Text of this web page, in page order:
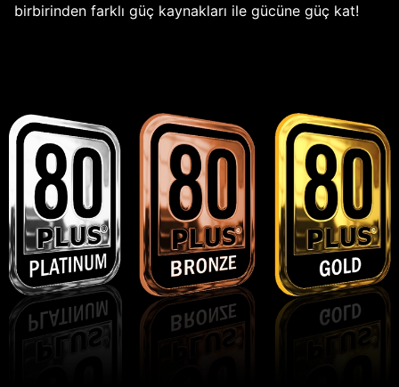
birbirinden farklı güç kaynakları ile gücüne güç kat!